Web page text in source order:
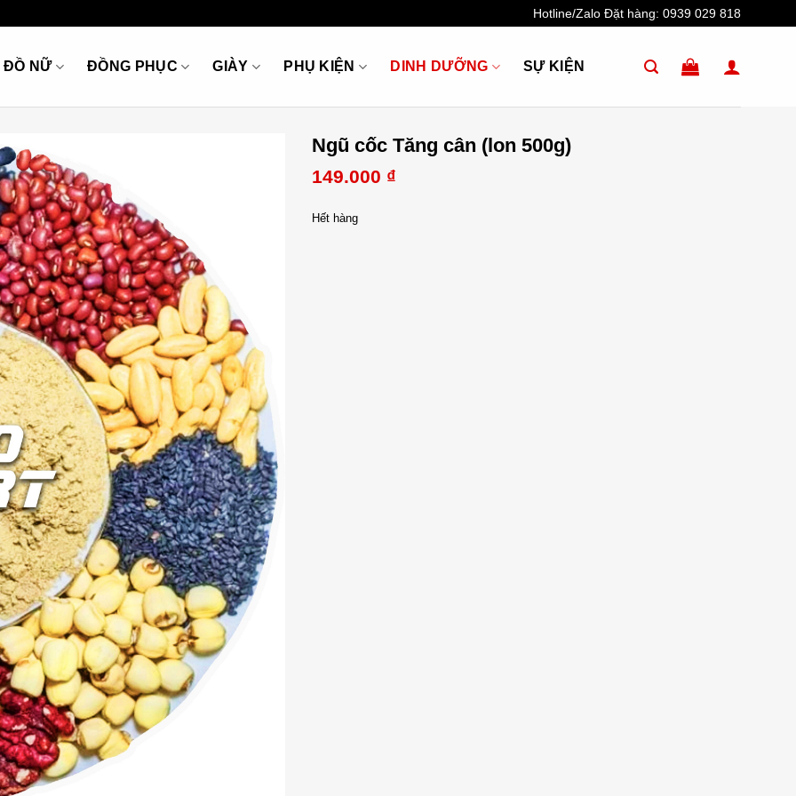
Hotline/Zalo Đặt hàng: 0939 029 818
ĐỒ NỮ ĐỒNG PHỤC GIÀY PHỤ KIỆN DINH DƯỠNG SỰ KIỆN
Ngũ cốc Tăng cân (lon 500g)
149.000 ₫
Hết hàng